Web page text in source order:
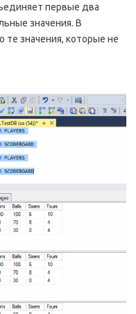
первые два
значения. В
те значения, которые не